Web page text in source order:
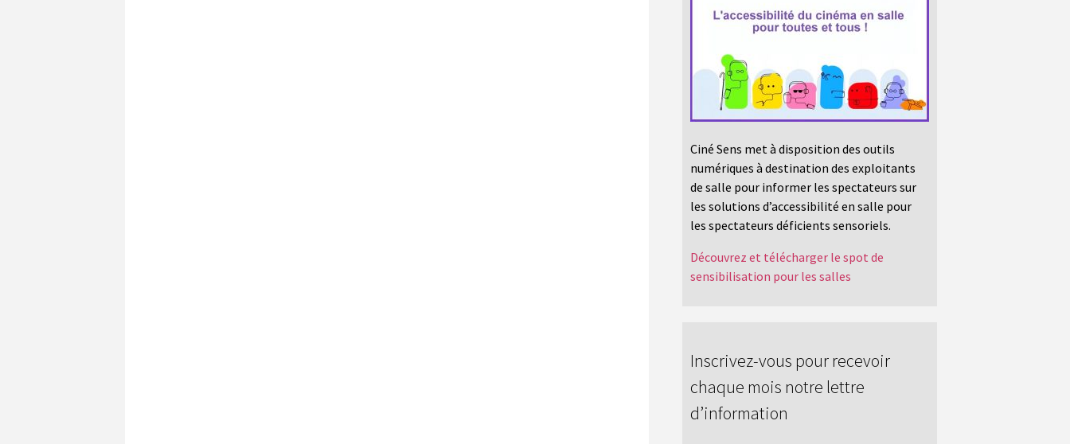
Ciné Sens met à disposition des outils
numériques à destination des exploitants
de salle pour informer les spectateurs sur
les solutions d’accessibilité en salle pour
les spectateurs déficients sensoriels.
Découvrez et télécharger le spot de
sensibilisation pour les salles
Inscrivez-vous pour recevoir
chaque mois notre lettre
d’information